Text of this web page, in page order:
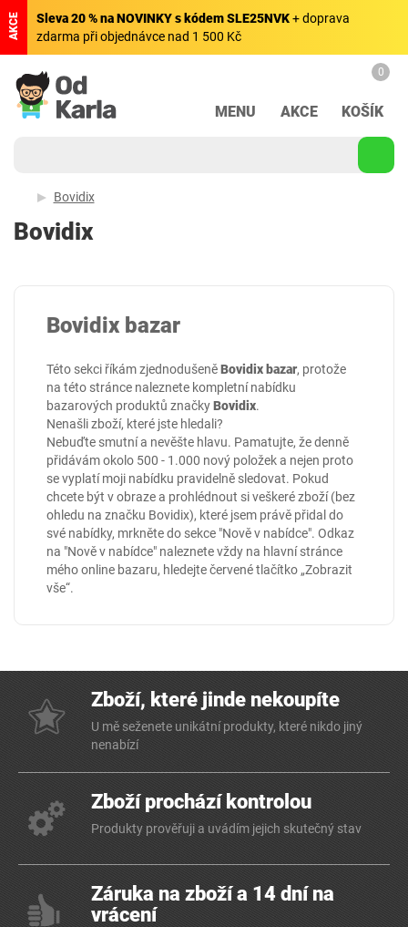
AKCE Sleva 20 % na NOVINKY s kódem SLE25NVK+ doprava
zdarma při objednávce nad 1 500 Kč
MENU AKCE
0
KOŠÍK
Bovidix
Bovidix
Bovidix bazar
Této sekci říkám zjednodušeněBovidix bazar, protože
na této stránce naleznete kompletní nabídku
bazarových produktů značkyBovidix.
Nenašli zboží, které jste hledali?
Nebuďte smutní a nevěšte hlavu. Pamatujte, že denně
přidávám okolo 500 - 1.000 nový položek a nejen proto
se vyplatí moji nabídku pravidelně sledovat. Pokud
chcete být v obraze a prohlédnout si veškeré zboží (bez
ohledu na značku Bovidix), které jsem právě přidal do
své nabídky, mrkněte do sekce "Nově v nabídce". Odkaz
na "Nově v nabídce" naleznete vždy na hlavní stránce
mého online bazaru, hledejte červené tlačítko „Zobrazit
vše“.
Zboží, které jinde nekoupíte
U mě seženete unikátní produkty, které nikdo jiný
nenabízí
Zboží prochází kontrolou
Produkty prověřuji a uvádím jejich skutečný stav
Záruka na zboží a 14 dní na
vrácení